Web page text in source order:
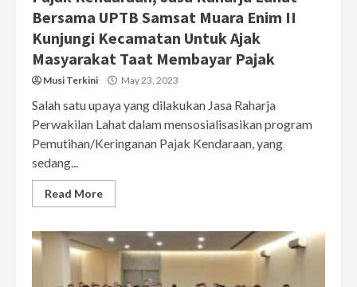
Bersama UPTB Samsat Muara Enim II
Kunjungi Kecamatan Untuk Ajak
Masyarakat Taat Membayar Pajak
Musi Terkini May 23, 2023
Salah satu upaya yang dilakukan Jasa Raharja
Perwakilan Lahat dalam mensosialisasikan program
Pemutihan/Keringanan Pajak Kendaraan, yang
sedang...
Read More